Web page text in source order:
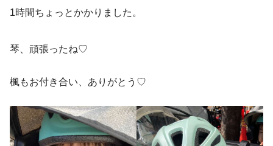
1時間ちょっとかかりました。
琴、頑張ったね♡
楓もお付き合い、ありがとう♡